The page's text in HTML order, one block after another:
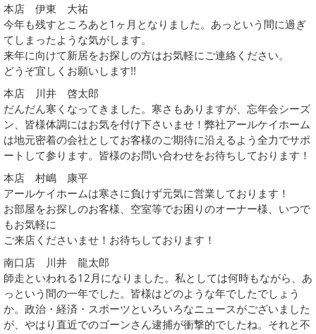
本店 伊東 大祐
今年も残すところあと1ヶ月となりました。あっという間に過ぎ
てしまったような気がします。
来年に向けて新居をお探しの方はお気軽にご連絡ください。
どうぞ宜しくお願いします!!
本店 川井 啓太郎
だんだん寒くなってきました。寒さもありますが、忘年会シーズ
ン、皆様体調にはお気を付け下さいませ！弊社アールケイホーム
は地元密着の会社としてお客様のご期待に沿えるよう全力でサポ
ートして参ります。皆様のお問い合わせをお待ちしております！
本店 村嶋 康平
アールケイホームは寒さに負けず元気に営業しております！
お部屋をお探しのお客様、空室等でお困りのオーナー様、いつで
もお気軽に
ご来店くださいませ！お待ちしております！
南口店 川井 龍太郎
師走といわれる12月になりました。私としては何時もながら、あ
っという間の一年でした。皆様はどのような年でしたでしょう
か。政治・経済・スポーツといろいろなニュースがございました
が、やはり直近でのゴーンさん逮捕が衝撃的でしたね。それと不